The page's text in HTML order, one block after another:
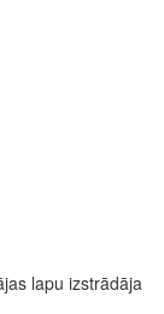
lapu izstrādāja